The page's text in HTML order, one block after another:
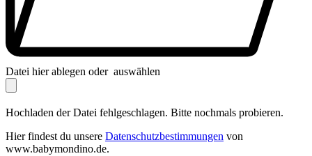
Datei hier ablegen oder auswählen
Hochladen der Datei fehlgeschlagen. Bitte nochmals probieren.
Hier findest du unsere Datenschutzbestimmungen von
www.babymondino.de.